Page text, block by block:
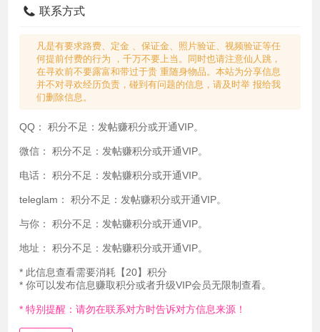
联系方式
凡是有要求路费、定金 、保证金、照片验证、视频验证等任
何提前付费的行为 ，千万不要上当。同时也请注意仙人跳，
在寻欢前不要露富和带过于贵 重随身物品。本站为分享信息
并不对寻欢经历负责，碰到有问题的信息，请及时举 报给我
们删除信息。
QQ： 积分不足：发帖赚积分或开通VIP。
微信： 积分不足：发帖赚积分或开通VIP。
电话： 积分不足：发帖赚积分或开通VIP。
teleglam： 积分不足：发帖赚积分或开通VIP。
与你： 积分不足：发帖赚积分或开通VIP。
地址： 积分不足：发帖赚积分或开通VIP。
* 此信息查看需要消耗【20】积分
* 你可以发布信息赚取积分或者升级VIP会员无限制查看。
* 特别提醒：请勿在联系对方时告诉对方信息来源！